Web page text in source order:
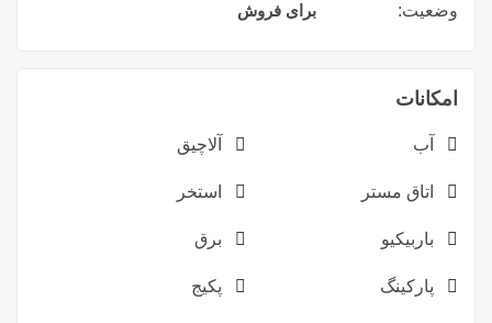
وضعیت: برای فروش
امکانات
آب آلاچیق
اتاق مستر استخر
باربیکیو برق
پارکینگ پکیج